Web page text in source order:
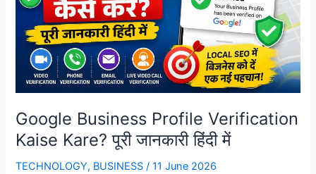
करने
जानकारी
Google Business Profile Verification
Kaise Kare? पूरी जानकारी हिंदी में
TECHNOLOGY, BUSINESS /11 June 2026